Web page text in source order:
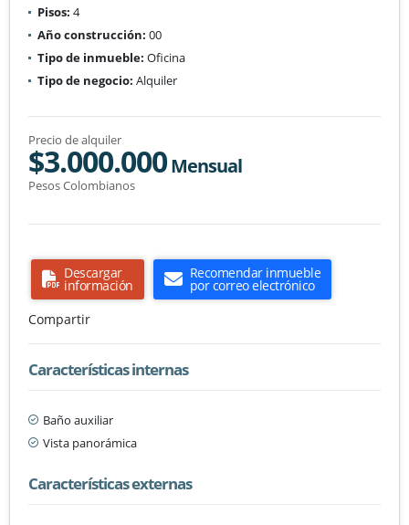
Pisos: 4
Año construcción: 00
Tipo de inmueble: Oficina
Tipo de negocio: Alquiler
Precio de alquiler
$3.000.000Mensual
Pesos Colombianos
Descargar
información
Recomendar inmueble
por correo electrónico
Compartir
Características internas
Baño auxiliar
Vista panorámica
Características externas